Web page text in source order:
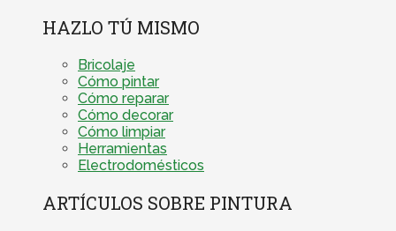
HAZLO TÚ MISMO
Bricolaje
Cómo pintar
Cómo reparar
Cómo decorar
Cómo limpiar
Herramientas
Electrodomésticos
ARTÍCULOS SOBRE PINTURA